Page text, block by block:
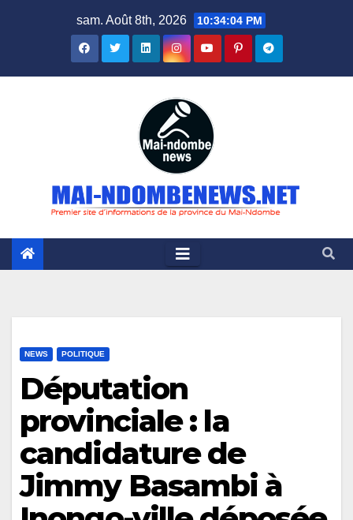
sam. Août 8th, 2026 10:34:05 PM
NEWS POLITIQUE
Députation
provinciale : la
candidature de
Jimmy Basambi à